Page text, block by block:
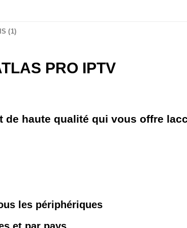
(1)
PRO IPTV
de haute qualité qui vous offre
les périphériques